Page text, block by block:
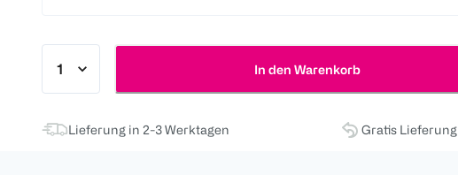
In den Warenkorb
Lieferung in 2-3 Werktagen Gratis